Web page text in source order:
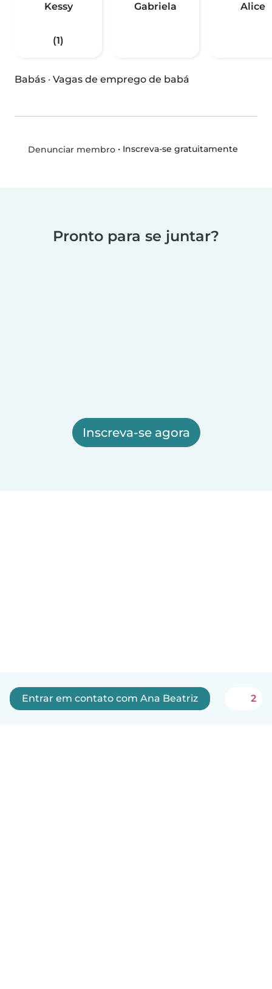
Kessy
(1)
Gabriela Alice
Babás · Vagas de emprego de babá
Denunciar membro• Inscreva-se gratuitamente
Pronto para se juntar?
Inscreva-se agora
Entrar em contato com Ana Beatriz 2